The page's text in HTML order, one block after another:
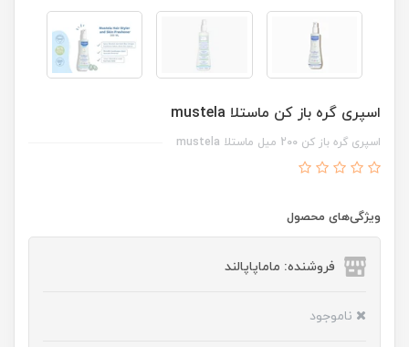
اسپری گره باز کن ماستلا mustela
اسپری گره باز کن 200 میل ماستلا mustela
ویژگی‌های محصول
فروشنده: ماماپاپالند
ناموجود